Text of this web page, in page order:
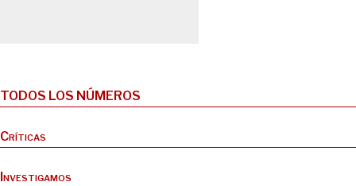
TODOS LOS NÚMEROS
Críticas
Investigamos